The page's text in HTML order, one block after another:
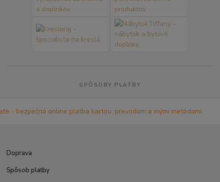
SPÔSOBY PLATBY
Doprava
Spôsob platby